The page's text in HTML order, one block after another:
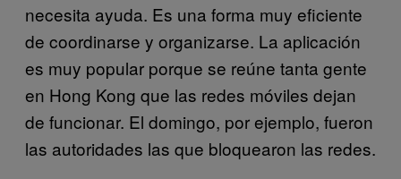
necesita ayuda. Es una forma muy eficiente
de coordinarse y organizarse. La aplicación
es muy popular porque se reúne tanta gente
en Hong Kong que las redes móviles dejan
de funcionar. El domingo, por ejemplo, fueron
las autoridades las que bloquearon las redes.